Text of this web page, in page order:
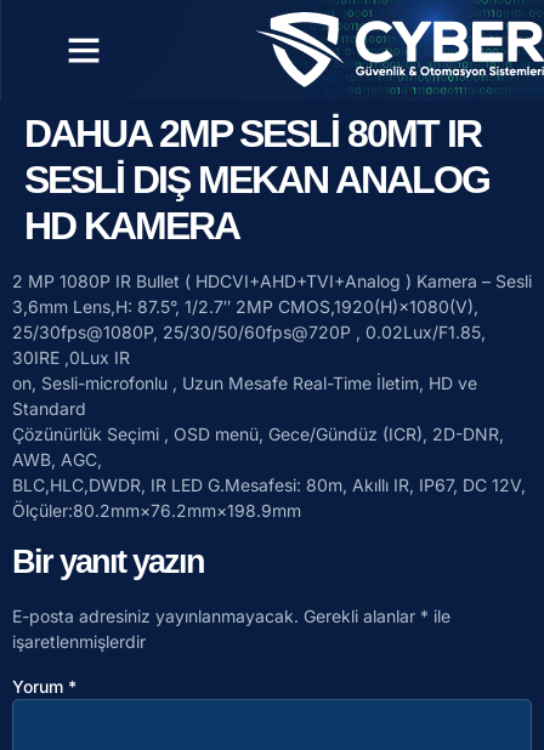
DAHUA 2MP SESLİ 80MT IR
SESLİ DIŞ MEKAN ANALOG
HD KAMERA
2 MP 1080P IR Bullet ( HDCVI+AHD+TVI+Analog ) Kamera – Sesli
3,6mm Lens,H: 87.5°, 1/2.7″ 2MP CMOS,1920(H)×1080(V),
25/30fps@1080P, 25/30/50/60fps@720P , 0.02Lux/F1.85,
30IRE ,0Lux IR
on, Sesli-microfonlu , Uzun Mesafe Real-Time İletim, HD ve
Standard
Çözünürlük Seçimi , OSD menü, Gece/Gündüz (ICR), 2D-DNR,
AWB, AGC,
BLC,HLC,DWDR, IR LED G.Mesafesi: 80m, Akıllı IR, IP67, DC 12V,
Ölçüler:80.2mm×76.2mm×198.9mm
Bir yanıt yazın
E-posta adresiniz yayınlanmayacak. Gerekli alanlar * ile
işaretlenmişlerdir
Yorum *